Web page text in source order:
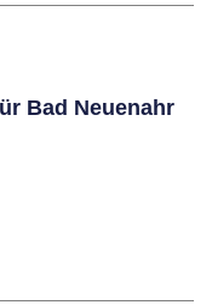
Bad Neuenahr